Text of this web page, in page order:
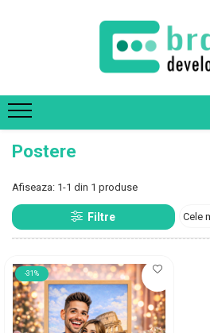
Office Elixir Capsule
Postere
Postere
Afiseaza: 1-1 din 1 produse
Filtre
-31%